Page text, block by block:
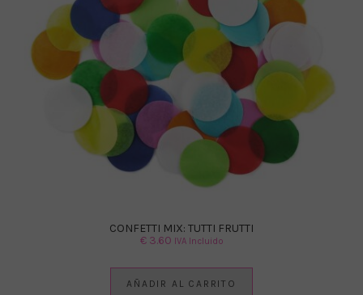
CONFETTI MIX: TUTTI FRUTTI
€3.60 IVA Incluido
AÑADIR AL CARRITO